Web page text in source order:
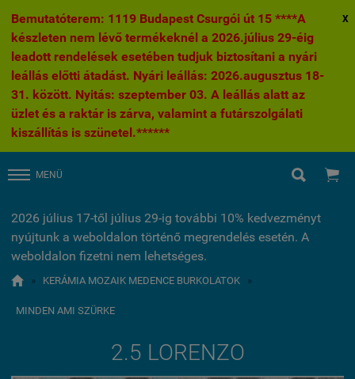
Bemutatóterem: 1119 Budapest Csurgói út 15 ****A
készleten nem lévő termékeknél a 2026.július 29-éig
leadott rendelések esetében tudjuk biztosítani a nyári
leállás előtti átadást. Nyári leállás: 2026.augusztus 18-
31. között. Nyitás: szeptember 03. A leállás alatt az
üzlet és a raktár is zárva, valamint a futárszolgálati
kiszállítás is szünetel.******
X
MENÜ  
2026 július 17-től július 29-ig további 10% kedvezményt
nyújtunk a weboldalon történő megrendelés esetén. A
weboldalon fizetni nem lehetséges.
 » KERÁMIA MOZAIK MEDENCE BURKOLATOK »
MINDEN AMI SZÜRKE
2.5 LORENZO